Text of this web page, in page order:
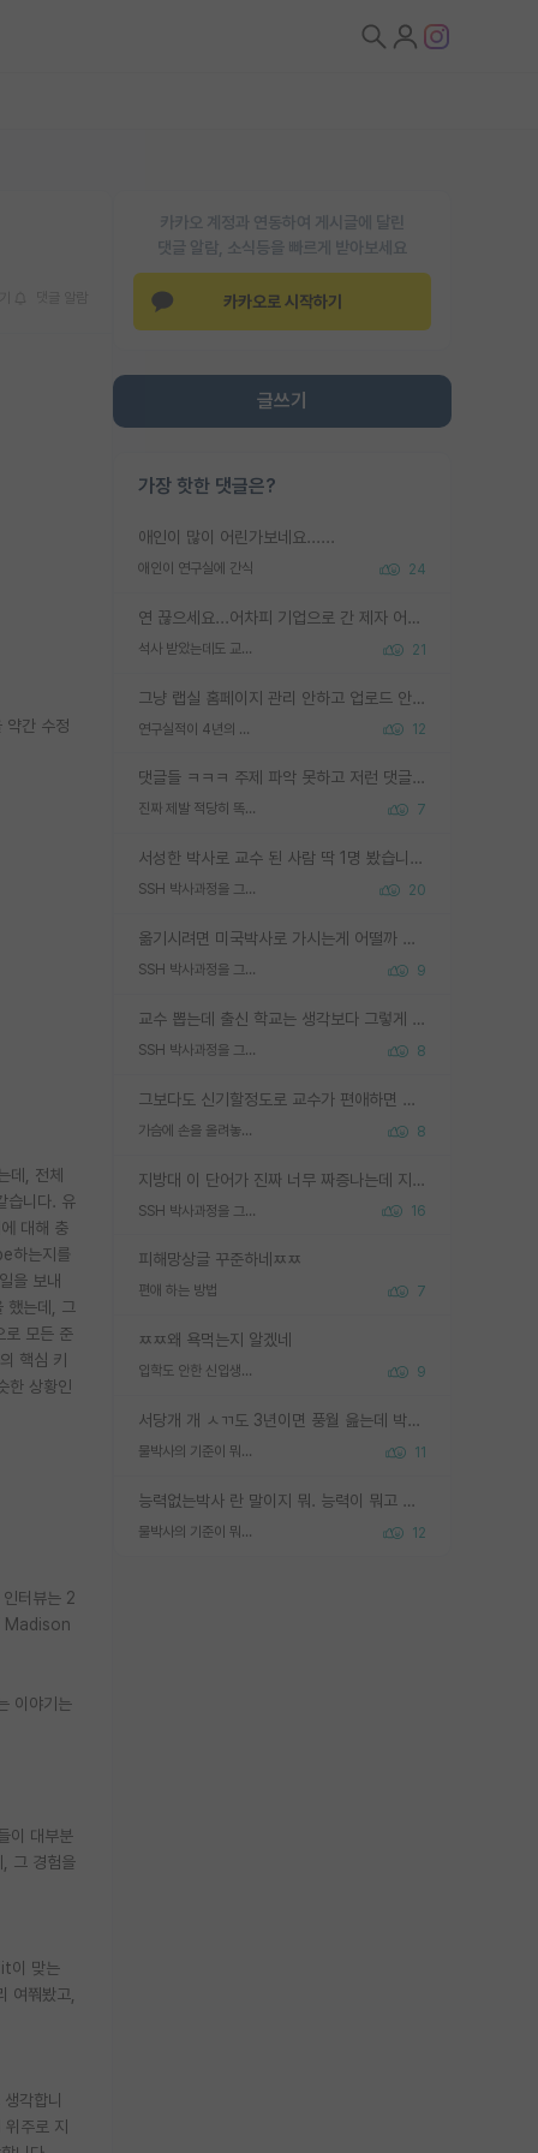
카카오 계정과 연동하여 게시글에 달린
댓글 알람, 소식등을 빠르게 받아보세요
카카오로 시작하기
글쓰기
가장 핫한 댓글은?
애인이 많이 어린가보네요......
애인이 연구실에 간식 24
연 끊으세요...어차피 기업으로 간 제자 어떻게 못합니다. 기업에서는 교수들 사기꾼으로 보는 시선도 강하고, 앞에서나 교수님하고 떠받들어주지 많이 무시합니다. 영향력도 0에 수렴합니다. 그리고 생각해보십시오. 석사로 기업간 제자가 무슨 힘이 있다고 과제를 달라고 합니까? 말만 교수지 무능력자라고 생각합니다. 세금이 아깝습니다.
석사 받았는데도 교수랑 연락한다. 21
그냥 랩실 홈페이지 관리 안하고 업로드 안한거 아님?
연구실적이 4년의 공백이 있는거 어떻게 생각하냐 12
댓글들 ㅋㅋㅋ 주제 파악 못하고 저런 댓글들을 쓰네. 조직에 인간이 얼마나 중요한데 걱정될 수도 있지 ㅋㅋ 본인들은 퍽이나 잘하나봐 ? 현실은 남들한테 욕 안 먹는 1인분만 하는 것도 힘들텐데 ?
진짜 제발 적당히 똑똑한 박사과정이라도 위에 있었으면.. 7
서성한 박사로 교수 된 사람 딱 1명 봤습니다. 근데 지방대 박사로 교수된 거는 기적이 일어나야되요. 서성한 학부부터여도 빡센게 교수임용일텐데 지방대박사로 무슨 교수가 되나요...... 중소기업/중견기업 팀장급/연구소장급이나 될거 같네요.
SSH 박사과정을 그만두고 지방대 박사로 옮기면 교수의 꿈은 끝일까요? 20
옮기시려면 미국박사로 가시는게 어떨까 싶네요. 교수가 꿈이면 미국박사 하고 미국교수 까지 같이 노리시는게 기회가 많지 않을까요?
SSH 박사과정을 그만두고 지방대 박사로 옮기면 교수의 꿈은 끝일까요? 9
교수 뽑는데 출신 학교는 생각보다 그렇게 안 봄. 앞으로는 더 안 보게 될거임. 박사는 어디서 진행해도 됨. 단, 제대로 쌓고 좋은 실적 만들 수 있다면. 그런데 지방대는 그럴 가능성이 지극히 낮음. 나만 열심히 잘 하면 된다? 인간은 주변 환경에 지배되는 나약한 존재임. 주변의 지방대 대학원생과 섞이고 지방 특유의 여유로움 또는 나쁘게 얘기해서 나태함에 젖어 살다보면 교수의 꿈 자체를 잊어버리게 될 가능성도 있음. 주변 환경이 70~80%임.
SSH 박사과정을 그만두고 지방대 박사로 옮기면 교수의 꿈은 끝일까요? 8
그보다도 신기할정도로 교수가 편애하면 그사람만 논문이 되더라구요 내용이 다른 사람보다 허접해도요
가슴에 손을 올려놓고 싫어하는 사람 불공정하게 리뷰 8
지방대 이 단어가 진짜 너무 짜증나는데 지방대면 다 그냥 쓰레기인가요? 무슨 말 같지도 않은 댓글들이 있는건지??? 지방에도 충분히 좋은 대학 많고 충분히 잘하는 교수님들 많습니다 포항공대 4개 IST 대표 지거국들 여기 모두 다 지방에 있고 여기 출신들 중에 교수하는 분들 적지 않습니다 지거국 출신이 무슨 교수를 하냐?라고 생각할 사람들 많은데 상위 대표 지거국에 아웃라이어들 많습니다 결국 개인의 연구역량과 실적이 중요합니다 이 역량을 펼치는데 있어서 지도교수와의 합도 중요합니다. 그리고 경력이 필요하면 해외포닥까지 다녀오세요
SSH 박사과정을 그만두고 지방대 박사로 옮기면 교수의 꿈은 끝일까요? 16
피해망상글 꾸준하네ㅉㅉ
편애 하는 방법 7
ㅉㅉ왜 욕먹는지 알겠네
입학도 안한 신입생이 원래 관심을 받나요 9
서당개 개 ㅅㄲ도 3년이면 풍월 읊는데 박사 5년 이상 대리고 있으면서 물된건 교수 탓 맞는ㄱ게 거기가 서당이 아니란 소리임
물박사의 기준이 뭐임? 11
능력없는박사 란 말이지 뭐. 능력이 뭐고 능력이 있다는게 뭔지는 사람마다 기준이 다르니까 얘기해봐야 서로 자기 기준만 얘기해서 논쟁이 끝이 안나고. 주위에서 능력있고 야심있는 신입생이 교수가 유의미한 피드백을 아예 안주면서 제대로된 과제에 참여해볼 기회도 제공하지 않고 잡일 뺑뺑이만 돌려서 맨날 단순작업만 하면서 밤새다가 눈빛이 점점 죽어가는걸 본 사람은 물박사는 교수탓이라고 하고, 교수는 이것저것 알려도 주고 기회도 주고 사수 동기 붙여주면서 어떻게든 끌고가려고 하는데 본인이 매일 뺀질거리면서 출근 하는둥마는둥 하다가 기껏 와서도 폰이나 쳐다보다가 실험 망치고 저녁약속있어서 먼저 가볼게요~ 하는걸 본 사람은 물박사는 본인탓이라고 함.
물박사의 기준이 뭐임? 12
약간 수정
데, 전체
습니다. 유
대해 충
하는지를
을 보내
했는데, 그
모든 준
핵심 키
한 상황인
터뷰는 2
Madison
이야기는
이 대부분
, 그 경험을
이 맞는
여쭤봤고,
각합니
주로 지